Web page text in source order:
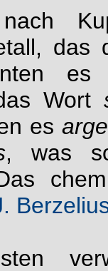
das
Wort
es
, was